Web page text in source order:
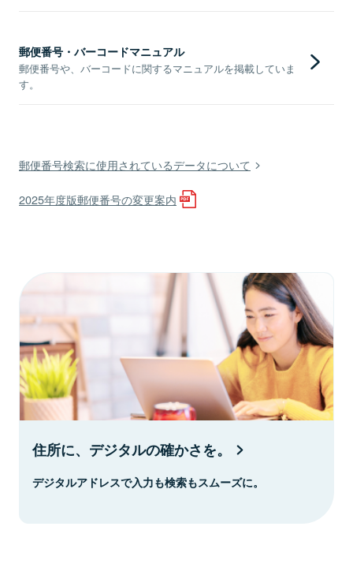
郵便番号・バーコードマニュアル
郵便番号や、バーコードに関するマニュアルを掲載していま
す。
郵便番号検索に使用されているデータについて
2025年度版郵便番号の変更案内
住所に、デジタルの確かさを。
デジタルアドレスで入力も検索もスムーズに。